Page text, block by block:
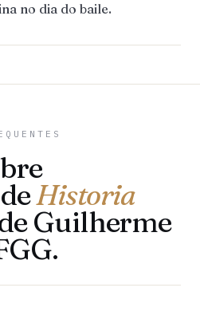
no dia do baile.
Historia
Guilherme